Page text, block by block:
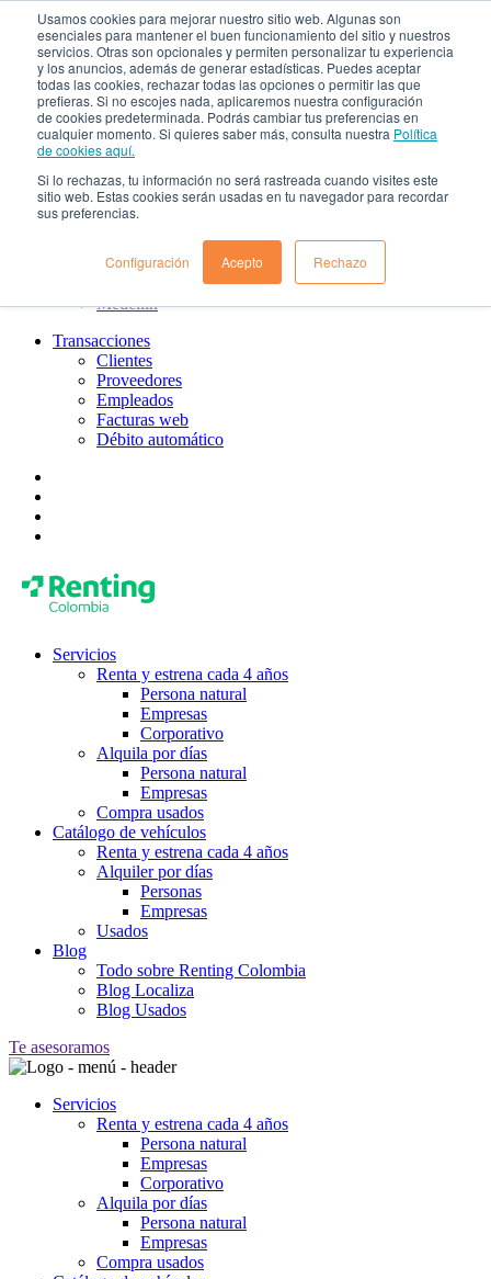
Usamos cookies para mejorar nuestro sitio web. Algunas son
esenciales para mantener el buen funcionamiento del sitio y nuestros
servicios. Otras son opcionales y permiten personalizar tu experiencia
y los anuncios, además de generar estadísticas. Puedes aceptar
todas las cookies, rechazar todas las opciones o permitir las que
prefieras. Si no escojes nada, aplicaremos nuestra configuración
de cookies predeterminada. Podrás cambiar tus preferencias en
cualquier momento. Si quieres saber más, consulta nuestra Política
de cookies aquí.
Si lo rechazas, tu información no será rastreada cuando visites este
sitio web. Estas cookies serán usadas en tu navegador para recordar
sus preferencias.
Configuración Acepto Rechazo
¿Qué es el renting?
Nosotros
Nuestra cultura
Gobierno corporativo
Política de tratamiento de datos
Ayuda
Guías de Usuario clientes
PQRs
Aprende más
¿Dónde estamos?
Bogotá
Medellin
Transacciones
Clientes
Proveedores
Empleados
Facturas web
Débito automático
Servicios
Renta y estrena cada 4 años
Persona natural
Empresas
Corporativo
Alquila por días
Persona natural
Empresas
Compra usados
Catálogo de vehículos
Renta y estrena cada 4 años
Alquiler por días
Personas
Empresas
Usados
Blog
Todo sobre Renting Colombia
Blog Localiza
Blog Usados
Te asesoramos
Servicios
Renta y estrena cada 4 años
Persona natural
Empresas
Corporativo
Alquila por días
Persona natural
Empresas
Compra usados